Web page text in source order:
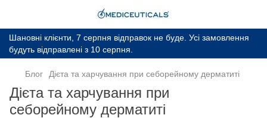
Шановні клієнти, 7 серпня відправок не буде. Усі замовлення
будуть відправлені з 10 серпня.
Блог Дієта та харчування при себорейному дерматиті
Дієта та харчування при
себорейному дерматиті